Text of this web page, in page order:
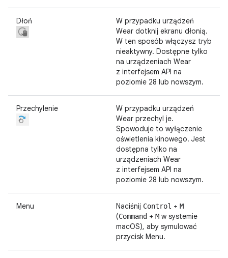
Dłoń
W przypadku urządzeń
Wear dotknij ekranu dłonią.
W ten sposób włączysz tryb
nieaktywny. Dostępne tylko
na urządzeniach Wear
z interfejsem API na
poziomie 28 lub nowszym.
Przechylenie
W przypadku urządzeń
Wear przechyl je.
Spowoduje to wyłączenie
oświetlenia kinowego. Jest
dostępna tylko na
urządzeniach Wear
z interfejsem API na
poziomie 28 lub nowszym.
Menu Naciśnij Control + M
(Command + M w systemie
macOS), aby symulować
przycisk Menu.